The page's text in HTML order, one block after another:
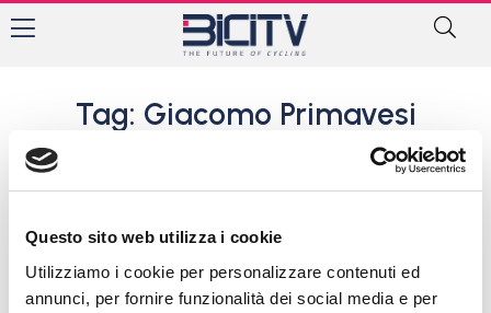
Questo sito web utilizza i cookie
Utilizziamo i cookie per personalizzare contenuti ed
annunci, per fornire funzionalità dei social media e per
Tag: Giacomo Primavesi
Luca Gugnino vince il 25°
Memorial Marcello Perico ad
13 Aprile 2025